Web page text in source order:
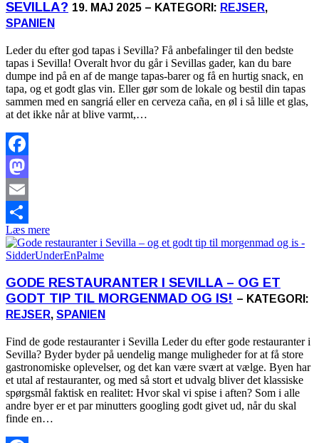
SEVILLA? 19. MAJ 2025 – KATEGORI: REJSER,
SPANIEN
Leder du efter god tapas i Sevilla? Få anbefalinger til den bedste
tapas i Sevilla! Overalt hvor du går i Sevillas gader, kan du bare
dumpe ind på en af de mange tapas-barer og få en hurtig snack, en
tapa, og et godt glas vin. Eller gør som de lokale og bestil din tapas
sammen med en sangriá eller en cerveza caña, en øl i så lille et glas,
at det ikke når at blive varmt,…
Facebook
Mastodon
Email
Share
Læs mere
GODE RESTAURANTER I SEVILLA – OG ET
GODT TIP TIL MORGENMAD OG IS! – KATEGORI:
REJSER, SPANIEN
Find de gode restauranter i Sevilla Leder du efter gode restauranter i
Sevilla? Byder byder på uendelig mange muligheder for at få store
gastronomiske oplevelser, og det kan være svært at vælge. Byen har
et utal af restauranter, og med så stort et udvalg bliver det klassiske
spørgsmål faktisk en realitet: Hvor skal vi spise i aften? Som i alle
andre byer er et par minutters googling godt givet ud, når du skal
finde en…